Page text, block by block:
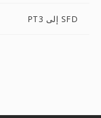
PT3 إلى SFD